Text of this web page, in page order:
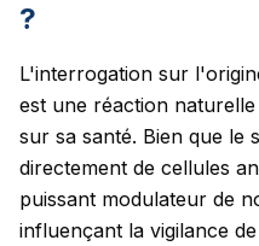
?
L'interrogation sur
est une réaction
sur sa santé. Bien que le
directement de cellules
puissant modulateur de
influençant la vigilance